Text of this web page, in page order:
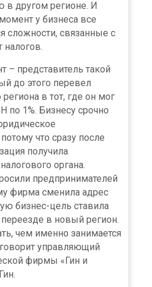
в другом регионе. И
у бизнеса все
сложности, связанные с
налогов.
– представитель такой
до этого перевел
в тот, где он мог
по 1%. Бизнесу срочно
что сразу после
получила
органа.
предпринимателей
фирма сменила адрес
бизнес-цель ставила
в новый регион.
чем именно занимается
управляющий
фирмы «Гин и